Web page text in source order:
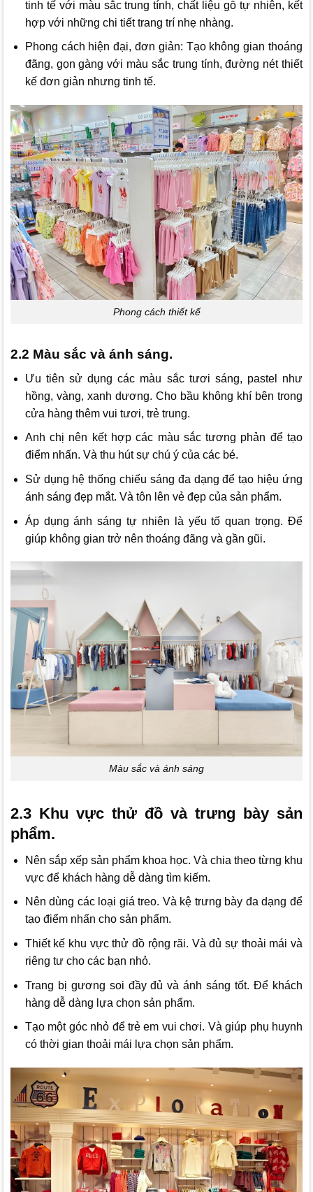
tinh tế với màu sắc trung tính, chất liệu gỗ tự nhiên, kết
hợp với những chi tiết trang trí nhẹ nhàng.
Phong cách hiện đại, đơn giản: Tạo không gian thoáng
đãng, gọn gàng với màu sắc trung tính, đường nét thiết
kế đơn giản nhưng tinh tế.
Phong cách thiết kế
2.2 Màu sắc và ánh sáng.
Ưu tiên sử dụng các màu sắc tươi sáng, pastel như
hồng, vàng, xanh dương. Cho bầu không khí bên trong
cửa hàng thêm vui tươi, trẻ trung.
Anh chị nên kết hợp các màu sắc tương phản để tạo
điểm nhấn. Và thu hút sự chú ý của các bé.
Sử dụng hệ thống chiếu sáng đa dạng để tạo hiệu ứng
ánh sáng đẹp mắt. Và tôn lên vẻ đẹp của sản phẩm.
Áp dụng ánh sáng tự nhiên là yếu tố quan trọng. Để
giúp không gian trở nên thoáng đãng và gần gũi.
Màu sắc và ánh sáng
2.3 Khu vực thử đồ và trưng bày sản
phẩm.
Nên sắp xếp sản phẩm khoa học. Và chia theo từng khu
vực để khách hàng dễ dàng tìm kiếm.
Nên dùng các loại giá treo. Và kệ trưng bày đa dạng để
tạo điểm nhấn cho sản phẩm.
Thiết kế khu vực thử đồ rộng rãi. Và đủ sự thoải mái và
riêng tư cho các bạn nhỏ.
Trang bị gương soi đầy đủ và ánh sáng tốt. Để khách
hàng dễ dàng lựa chọn sản phẩm.
Tạo một góc nhỏ để trẻ em vui chơi. Và giúp phụ huynh
có thời gian thoải mái lựa chọn sản phẩm.